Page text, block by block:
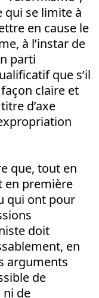
qui se limite à
en cause le
à l’instar de
parti
que s’il
claire et
d’axe
que, tout en
en première
qui ont pour
doit
en
arguments
de
ni de